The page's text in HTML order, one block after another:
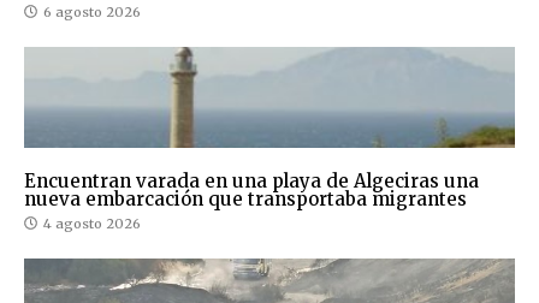
6 agosto 2026
Encuentran varada en una playa de Algeciras una
nueva embarcación que transportaba migrantes
4 agosto 2026